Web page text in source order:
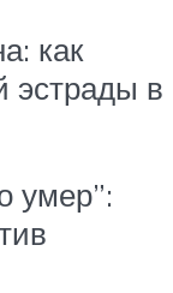
как
эстрады в
умер”: